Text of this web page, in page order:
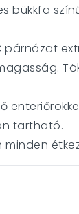
bükkfa
párnázat
tartható.